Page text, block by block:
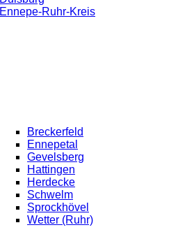
Ennepe-Ruhr-Kreis
Breckerfeld
Ennepetal
Gevelsberg
Hattingen
Herdecke
Schwelm
Sprockhövel
Wetter (Ruhr)